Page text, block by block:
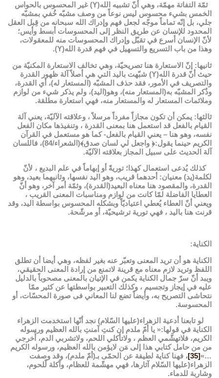
ثمّة التفاتة مهمّة، وهي أنّ تشبيه الله(Y) غير المحسوس بالحواس
الخمس بشيء محسوس ليس نوعاً من وصف مشبّه خُفي بمشبّه
جلي، بل إنّه تماماً موجّه لجعل فهم وإدراك الله سبحانه من قِبل العقل
المحدود للإنسان عن طريق النظر إلى المحسوسات أبسط وأيس؛
لأنّ الإنسان أسرع في تقبّل وإدراك المحسوسات منه للمعقولات،
وهذا من باب التسريع والتسهيل في فهم قدرة الله(Y).
ثانيها: إنّ الاستعارة هنا تصريحيّة، وهي تخالف الاستعارة المكنيّة من
حيث أنّ قدرة الله(Y) شبّهت باليد التي هي أصلاً آلة ظهور القدرة
والتصريف في الأمور، فقد حذف المشبّه (المستعار له)، أي القدرة،
وذُكر المشبّه به(المستعار منه)، وهو(اليد)، ولم يذكر شيء من لوازم
وملائمات المستعار له والمستعار منه، فهي استعارة مطلقة.
ثالثها: يمكن أن تكون مجازاً مفرداً مرسلاً ، وعلاقته الآليّة، يعني آلة
القيام بالفعل قد استعمل هنا بمعنى القدرة ، وتنفيذها مكان الفعل
نفسه، وهو هنا – يعني القيام بالفعل- كما هو مستعمل في القرآن
الكريم حينما يقول:﴿ واجعل لي لسان صدق﴾(الشعراء/84)، فاللسان
آلة الحديث على سبيل المجاز بعلاقته الآليّة.
كذلك يُدعى استعمال كهذا؛ توريةً أو إبهاماً في علم البديع ، لأنّ
لكلمة(يد) معنيان: أحدهما قريب، وهو اليد نفسها، وثانيهما بعيد، وهو
القدرة، والمقصود هنا معناه البعيد(القدرة)، وثمّة أمر آخر، وهو أنّ
العطايا الفاضلة لمّا كانت من لوازم ومناسبات المعنى القريب ،
ويعني أنّ العطاء يُعطي اعتياديّاً وبشكله المحسوس بواسطة اليد، وقد
قرنت هنا باليد ، فهي تورية ترشيحيّة، أو مرشّحة.
الكناية:
الكناية هو أن تريد المعنى وتعبّر عنه بغير لفظه، وهي أيضا أن تطلق
اللفظ وتريد لازم معناه مع قرينة لاتمنع من إرادة المعنى الحقيقي،
ويبد أنّ سرّ جمال الكناية يكمن في الإتيان بالمعنى مصحوباً بالدليل
عليه في إيجاز وتجسيم ، وكذلك التعبير بواسطتها عن كثير ممّا
نتحاشى التصريح به، وأيضاً تضع لنا المعاني فى صورة المحسّات، أو
المحسوسة.
لو تابعنا أدعية الزهراء(عليها السّلام) نجد أنّها استخدمت الزهراء
الكناية في قولها:« يا أمّ ملدم إن كنتِ آمنتِ بالله العظيم ورسوله
الكريم، فلاتهشّمي العظم ، ولاتأكلي اللحم، ولاتشربي الدم، أُخرجي
من من حامل كتابي هذا إلى مَن لايؤمن بالله العظيم، ورسوله الكريم
…»
[35]
، فهنا كناية لطيفة عن الحمّى بـ(أمّ ملدم)، وقد وصفت
الزهراء(عليها السّلام آثارها، فهي مهشّمة للعظام، وآكلة لّلحوم،
وشاربة للدماء.